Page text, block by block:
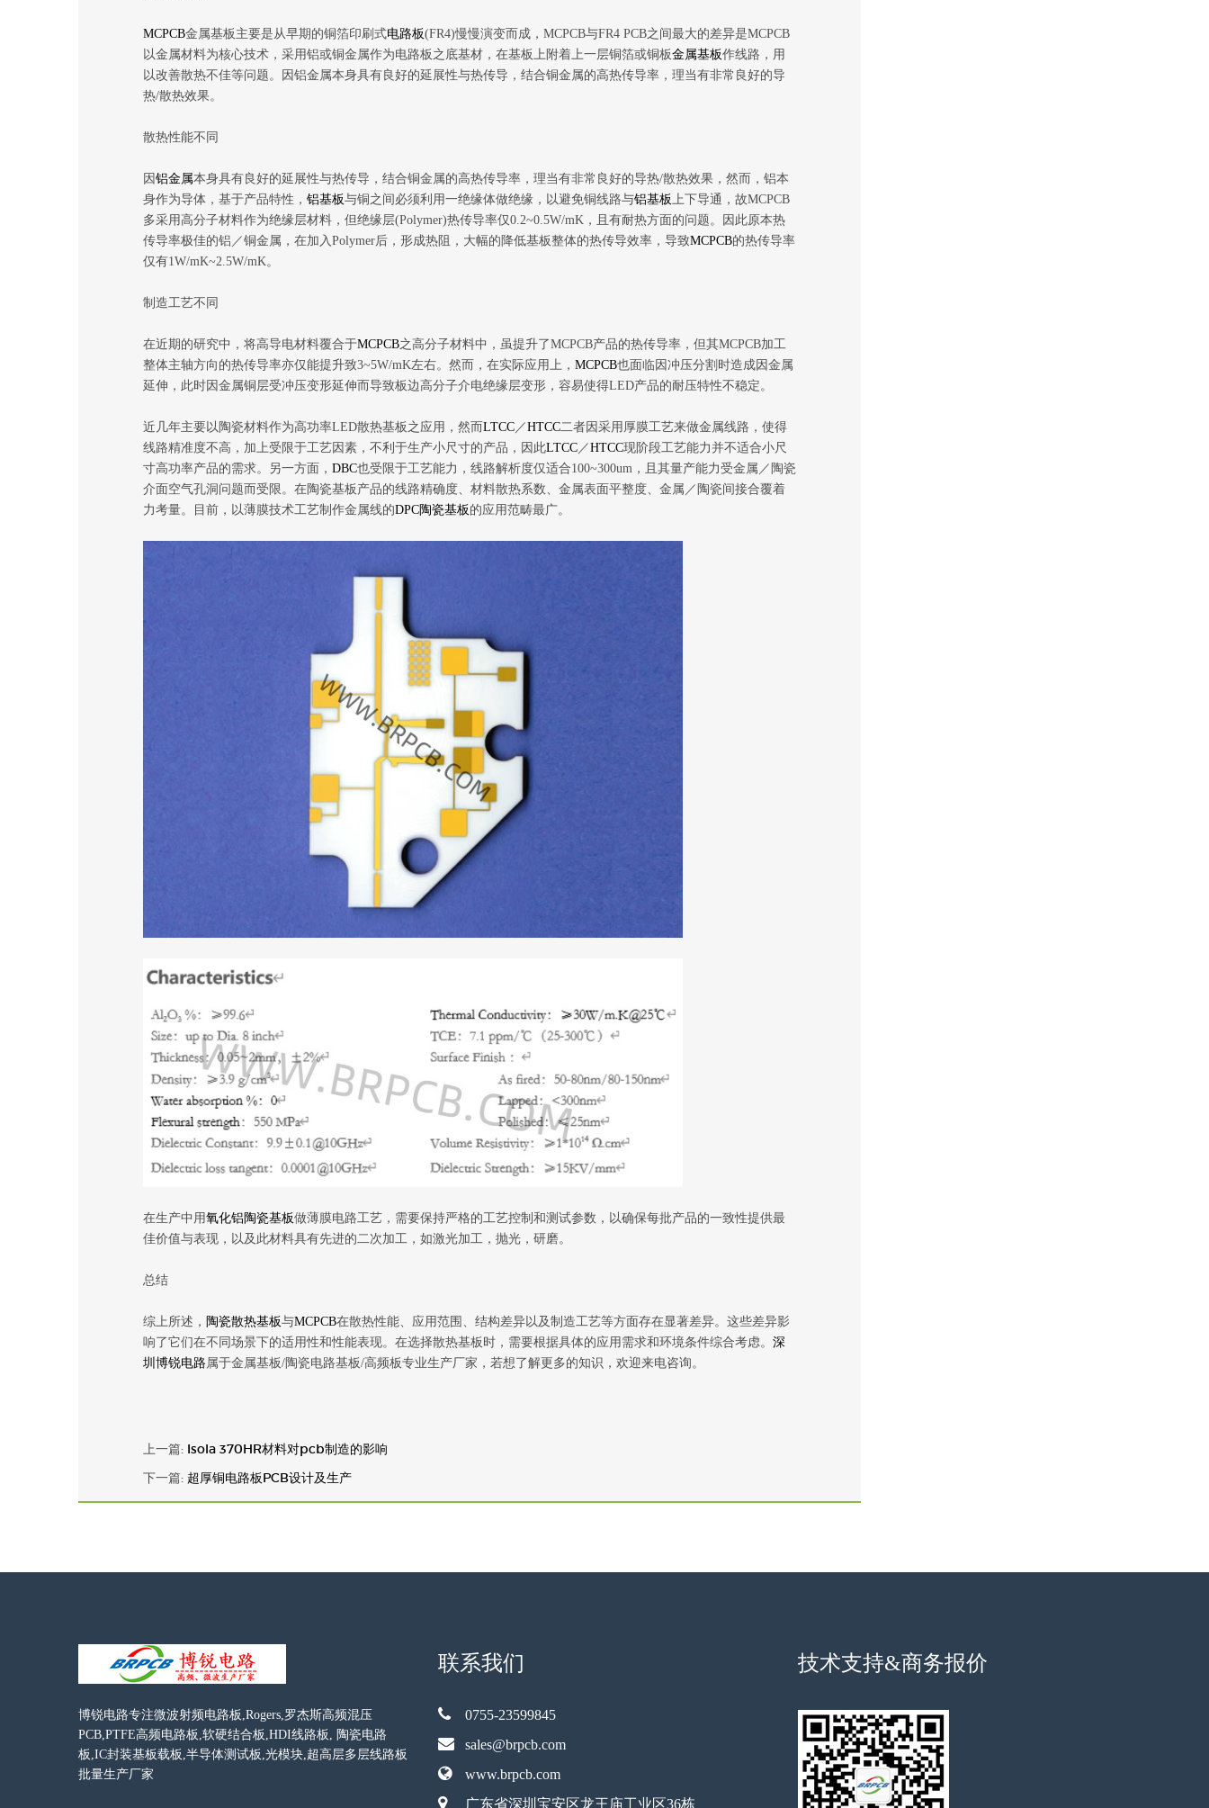
MCPCB金属基板主要是从早期的铜箔印刷式电路板(FR4)慢慢演变而成，MCPCB与FR4 PCB之间最大的差异是MCPCB
以金属材料为核心技术，采用铝或铜金属作为电路板之底基材，在基板上附着上一层铜箔或铜板金属基板作线路，用
以改善散热不佳等问题。因铝金属本身具有良好的延展性与热传导，结合铜金属的高热传导率，理当有非常良好的导
热/散热效果。
散热性能不同
因铝金属本身具有良好的延展性与热传导，结合铜金属的高热传导率，理当有非常良好的导热/散热效果，然而，铝本
身作为导体，基于产品特性， 铝基板与铜之间必须利用一绝缘体做绝缘，以避免铜线路与铝基板上下导通，故MCPCB
多采用高分子材料作为绝缘层材料，但绝缘层(Polymer)热传导率仅0.2~0.5W/mK，且有耐热方面的问题。因此原本热
传导率极佳的铝／铜金属，在加入Polymer后，形成热阻，大幅的降低基板整体的热传导效率，导致MCPCB的热传导率
仅有1W/mK~2.5W/mK。
制造工艺不同
在近期的研究中，将高导电材料覆合于MCPCB之高分子材料中，虽提升了MCPCB产品的热传导率，但其MCPCB加工
整体主轴方向的热传导率亦仅能提升致3~5W/mK左右。然而，在实际应用上， MCPCB也面临因冲压分割时造成因金属
延伸，此时因金属铜层受冲压变形延伸而导致板边高分子介电绝缘层变形，容易使得LED产品的耐压特性不稳定。
近几年主要以陶瓷材料作为高功率LED散热基板之应用，然而LTCC／HTCC二者因采用厚膜工艺来做金属线路，使得
线路精准度不高，加上受限于工艺因素，不利于生产小尺寸的产品，因此LTCC／HTCC现阶段工艺能力并不适合小尺
寸高功率产品的需求。另一方面， DBC也受限于工艺能力，线路解析度仅适合100~300um，且其量产能力受金属／陶瓷
介面空气孔洞问题而受限。在陶瓷基板产品的线路精确度、材料散热系数、金属表面平整度、金属／陶瓷间接合覆着
力考量。目前，以薄膜技术工艺制作金属线的DPC陶瓷基板 的应用范畴最广。
在生产中用氧化铝陶瓷基板做薄膜电路工艺，需要保持严格的工艺控制和测试参数，以确保每批产品的一致性提供最
佳价值与表现，以及此材料具有先进的二次加工，如激光加工，抛光，研磨。
总结
综上所述， 陶瓷散热基板与MCPCB在散热性能、应用范围、结构差异以及制造工艺等方面存在显著差异。这些差异影
响了它们在不同场景下的适用性和性能表现。在选择散热基板时，需要根据具体的应用需求和环境条件综合考虑。 深
圳博锐电路 属于金属基板/陶瓷电路基板/高频板专业生产厂家，若想了解更多的知识，欢迎来电咨询。
上一篇: Isola 370HR材料对pcb制造的影响
下一篇: 超厚铜电路板PCB设计及生产
博锐电路专注微波射频电路板,Rogers,罗杰斯高频混压
PCB,PTFE高频电路板,软硬结合板,HDI线路板, 陶瓷电路
板,IC封装基板载板,半导体测试板,光模块,超高层多层线路板
批量生产厂家
联系我们
0755-23599845
sales@brpcb.com
www.brpcb.com
广东省深圳宝安区龙王庙工业区36栋
技术支持&商务报价